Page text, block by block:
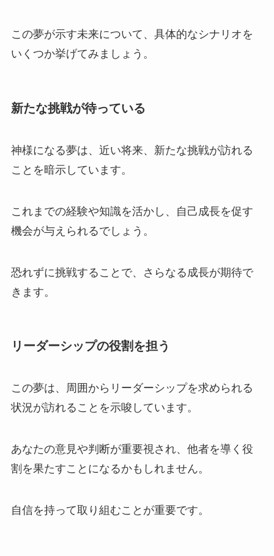
この夢が示す未来について、具体的なシナリオを
いくつか挙げてみましょう。
新たな挑戦が待っている
神様になる夢は、近い将来、新たな挑戦が訪れる
ことを暗示しています。
これまでの経験や知識を活かし、自己成長を促す
機会が与えられるでしょう。
恐れずに挑戦することで、さらなる成長が期待で
きます。
リーダーシップの役割を担う
この夢は、周囲からリーダーシップを求められる
状況が訪れることを示唆しています。
あなたの意見や判断が重要視され、他者を導く役
割を果たすことになるかもしれません。
自信を持って取り組むことが重要です。